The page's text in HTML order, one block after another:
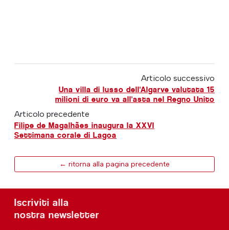
Articolo successivo
Una villa di lusso dell'Algarve valutata 15
milioni di euro va all'asta nel Regno Unito
Articolo precedente
Filipe de Magalhães inaugura la XXVI
Settimana corale di Lagoa
← ritorna alla pagina precedente
Iscriviti alla
nostra newsletter